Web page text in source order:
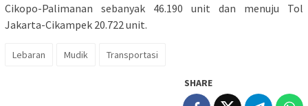
Cikopo-Palimanan sebanyak 46.190 unit dan menuju Tol
Jakarta-Cikampek 20.722 unit.
Lebaran Mudik Transportasi
SHARE